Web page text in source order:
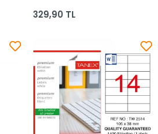
329,90 TL